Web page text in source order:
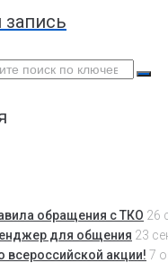
обращения с ТКО 26
для общения 23
всероссийской акции! 7